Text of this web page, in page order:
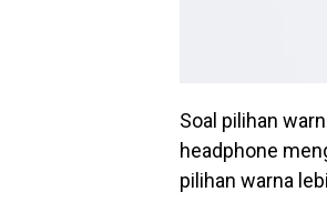
Soal pilihan
headphone
pilihan warna